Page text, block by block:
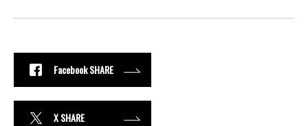
Facebook SHARE
X SHARE